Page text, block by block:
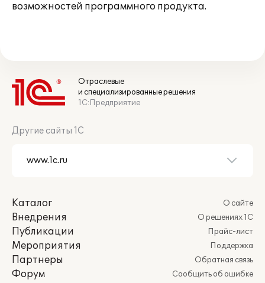
возможностей программного продукта.
Отраслевые
и специализированные решения
1С:Предприятие
Другие сайты 1С
Каталог
Внедрения
Публикации
Мероприятия
Партнеры
Форум
О сайте
О решениях 1С
Прайс-лист
Поддержка
Обратная связь
Сообщить об ошибке